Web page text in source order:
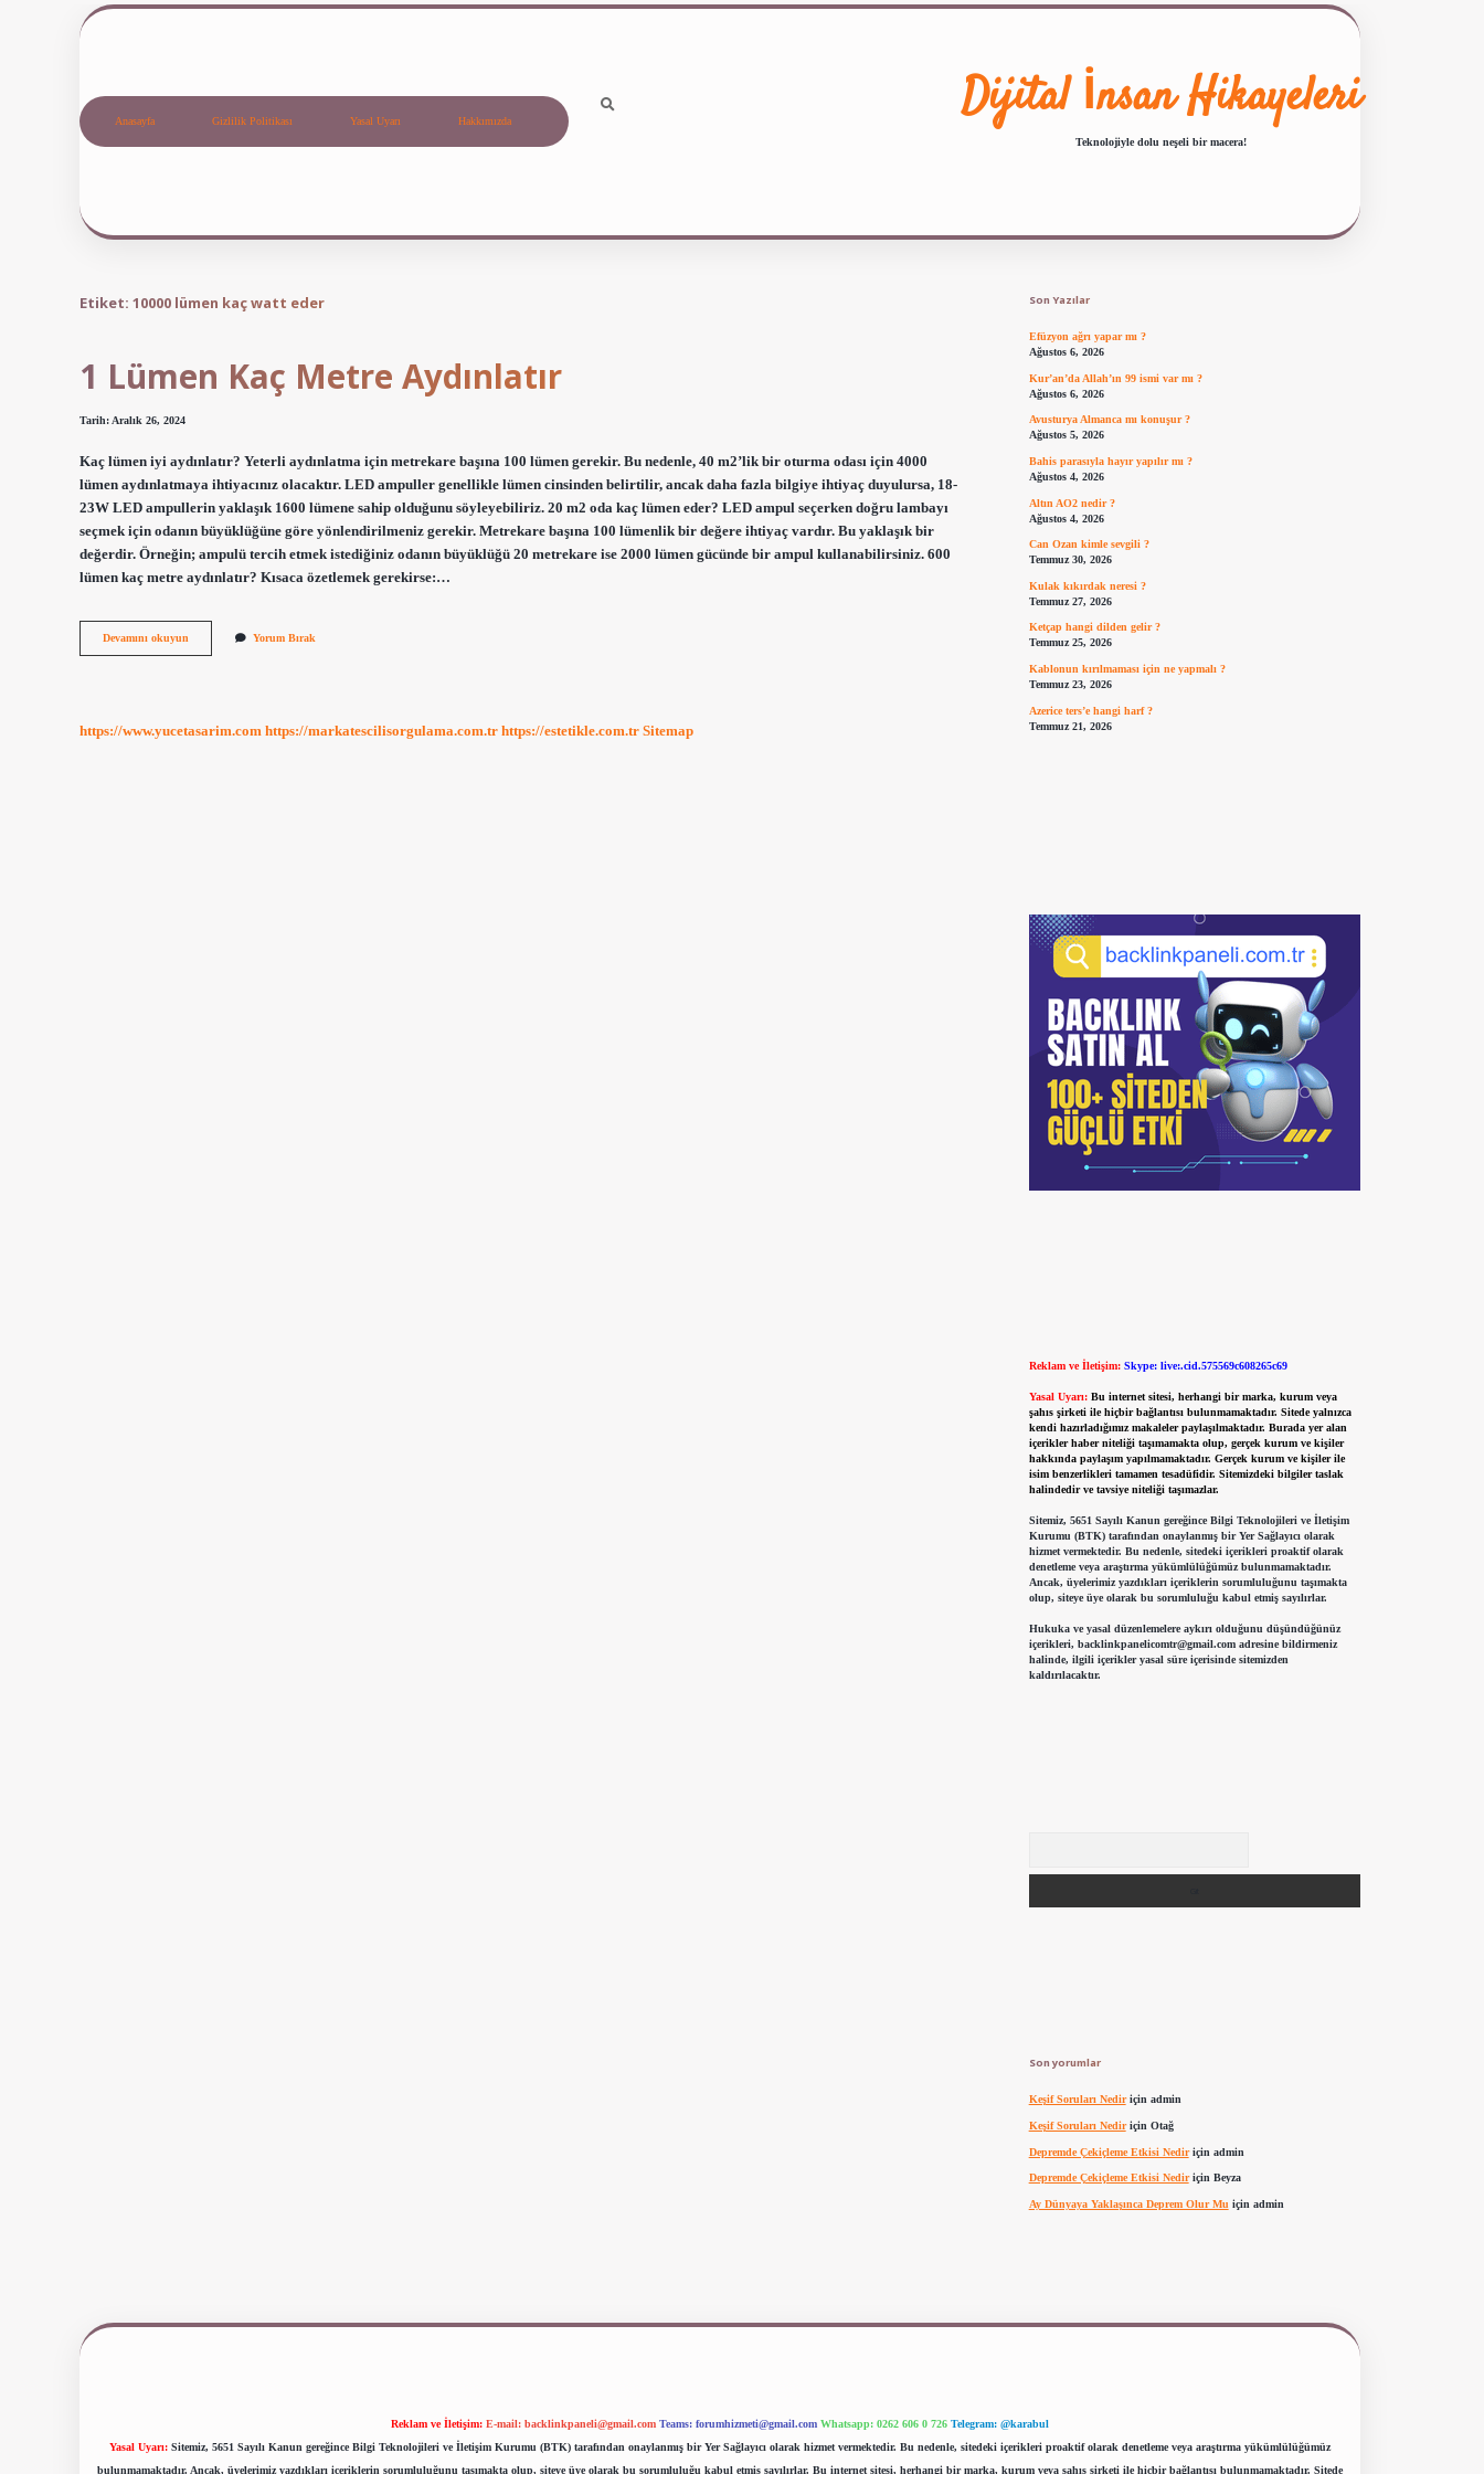
Anasayfa Gizlilik Politikası Yasal Uyarı Hakkımızda Dijital İnsan Hikayeleri
Teknolojiyle dolu neşeli bir macera!
Etiket: 10000 lümen kaç watt eder
1 Lümen Kaç Metre Aydınlatır
Tarih: Aralık 26, 2024
Kaç lümen iyi aydınlatır? Yeterli aydınlatma için metrekare başına 100 lümen gerekir. Bu nedenle, 40 m2’lik bir oturma odası için 4000
lümen aydınlatmaya ihtiyacınız olacaktır. LED ampuller genellikle lümen cinsinden belirtilir, ancak daha fazla bilgiye ihtiyaç duyulursa, 18-
23W LED ampullerin yaklaşık 1600 lümene sahip olduğunu söyleyebiliriz. 20 m2 oda kaç lümen eder? LED ampul seçerken doğru lambayı
seçmek için odanın büyüklüğüne göre yönlendirilmeniz gerekir. Metrekare başına 100 lümenlik bir değere ihtiyaç vardır. Bu yaklaşık bir
değerdir. Örneğin; ampulü tercih etmek istediğiniz odanın büyüklüğü 20 metrekare ise 2000 lümen gücünde bir ampul kullanabilirsiniz. 600
lümen kaç metre aydınlatır? Kısaca özetlemek gerekirse:…
Devamını okuyun
Lümen
Yorum Bırak
https://www.yucetasarim.com https://markatescilisorgulama.com.tr https://estetikle.com.tr Sitemap
Son Yazılar
Efüzyon ağrı yapar mı ?
Ağustos 6, 2026
Kur’an’da Allah’ın 99 ismi var mı ?
Ağustos 6, 2026
Avusturya Almanca mı konuşur ?
Ağustos 5, 2026
Bahis parasıyla hayır yapılır mı ?
Ağustos 4, 2026
Altın AO2 nedir ?
Ağustos 4, 2026
Can Ozan kimle sevgili ?
Temmuz 30, 2026
Kulak kıkırdak neresi ?
Temmuz 27, 2026
Ketçap hangi dilden gelir ?
Temmuz 25, 2026
Kablonun kırılmaması için ne yapmalı ?
Temmuz 23, 2026
Azerice ters’e hangi harf ?
Temmuz 21, 2026
Reklam ve İletişim: Skype: live:.cid.575569c608265c69
Yasal Uyarı: Bu internet sitesi, herhangi bir marka, kurum veya
şahıs şirketi ile hiçbir bağlantısı bulunmamaktadır. Sitede yalnızca
kendi hazırladığımız makaleler paylaşılmaktadır. Burada yer alan
içerikler haber niteliği taşımamakta olup, gerçek kurum ve kişiler
hakkında paylaşım yapılmamaktadır. Gerçek kurum ve kişiler ile
isim benzerlikleri tamamen tesadüfidir. Sitemizdeki bilgiler taslak
halindedir ve tavsiye niteliği taşımazlar.
Sitemiz, 5651 Sayılı Kanun gereğince Bilgi Teknolojileri ve İletişim
Kurumu (BTK) tarafından onaylanmış bir Yer Sağlayıcı olarak
hizmet vermektedir. Bu nedenle, sitedeki içerikleri proaktif olarak
denetleme veya araştırma yükümlülüğümüz bulunmamaktadır.
Ancak, üyelerimiz yazdıkları içeriklerin sorumluluğunu taşımakta
olup, siteye üye olarak bu sorumluluğu kabul etmiş sayılırlar.
Hukuka ve yasal düzenlemelere aykırı olduğunu düşündüğünüz
içerikleri, backlinkpanelicomtr@gmail.comadresine bildirmeniz
halinde, ilgili içerikler yasal süre içerisinde sitemizden
kaldırılacaktır.
Son yorumlar
Keşif Soruları Nediriçin admin
Keşif Soruları Nediriçin Otağ
Depremde Çekiçleme Etkisi Nediriçin admin
Depremde Çekiçleme Etkisi Nediriçin Beyza
Ay Dünyaya Yaklaşınca Deprem Olur Mu için admin
Reklam ve İletişim: E-mail: backlinkpaneli@gmail.com Teams: forumhizmeti@gmail.com Whatsapp: 0262 606 0 726 Telegram: @karabul
Yasal Uyarı: Sitemiz, 5651 Sayılı Kanun gereğince Bilgi Teknolojileri ve İletişim Kurumu (BTK) tarafından onaylanmış bir Yer Sağlayıcı olarak hizmet vermektedir. Bu nedenle, sitedeki içerikleri proaktif olarak denetleme veya araştırma yükümlülüğümüz
bulunmamaktadır. Ancak, üyelerimiz yazdıkları içeriklerin sorumluluğunu taşımakta olup, siteye üye olarak bu sorumluluğu kabul etmiş sayılırlar. Bu internet sitesi, herhangi bir marka, kurum veya şahıs şirketi ile hiçbir bağlantısı bulunmamaktadır. Sitede